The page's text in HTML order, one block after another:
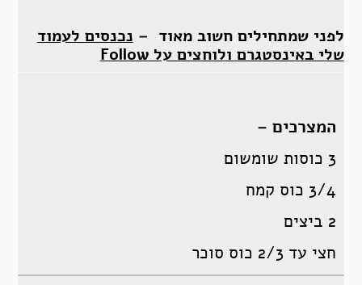
לפני שמתחילים חשוב מאוד – נכנסים לעמוד
שלי באינסטגרם ולוחצים על Follow
המצרכים –
3 כוסות שומשום
3/4 כוס קמח
2 ביצים
חצי עד 2/3 כוס סוכר